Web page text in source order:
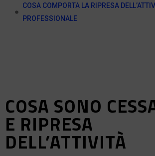
COSA COMPORTA LA RIPRESA
PROFESSIONALE
COSA SONO
E RIPRESA
DELL’ATTIVITÀ